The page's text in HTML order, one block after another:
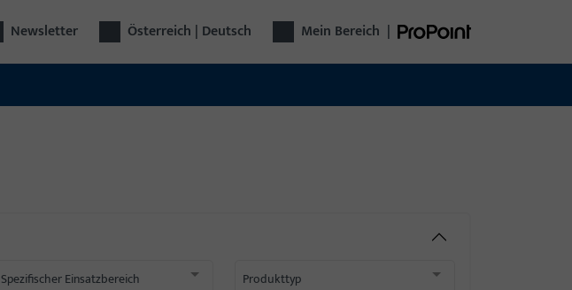
Newsletter Österreich | Deutsch Mein Bereich |
Spezifischer Einsatzbereich Produkttyp